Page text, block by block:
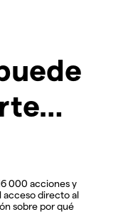
000 acciones y
acceso directo al
sobre por qué